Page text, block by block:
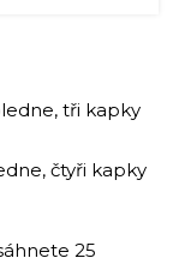
tři kapky
čtyři kapky
25